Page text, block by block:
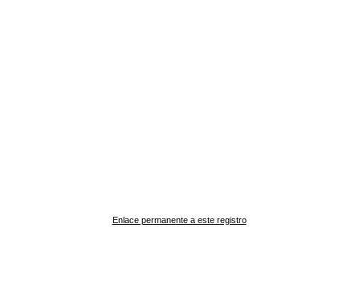
Enlace permanente a este registro